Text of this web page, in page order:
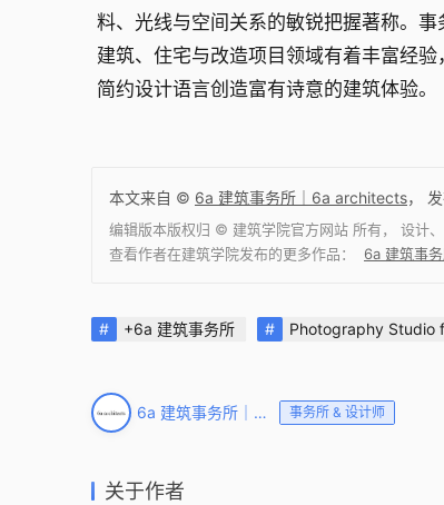
料、光线与空间关系的敏锐把握著称。事
建筑、住宅与改造项目领域有着丰富经验
简约设计语言创造富有诗意的建筑体验。
本文来自 © 6a 建筑事务所｜6a architects，
编辑版本版权归 © 建筑学院官方网站 所有， 设计
查看作者在建筑学院发布的更多作品： 6a 建筑事
+6a 建筑事务所 Photography Studio
6a 建筑事务所｜6a architects 事务所 & 设计师
关于作者